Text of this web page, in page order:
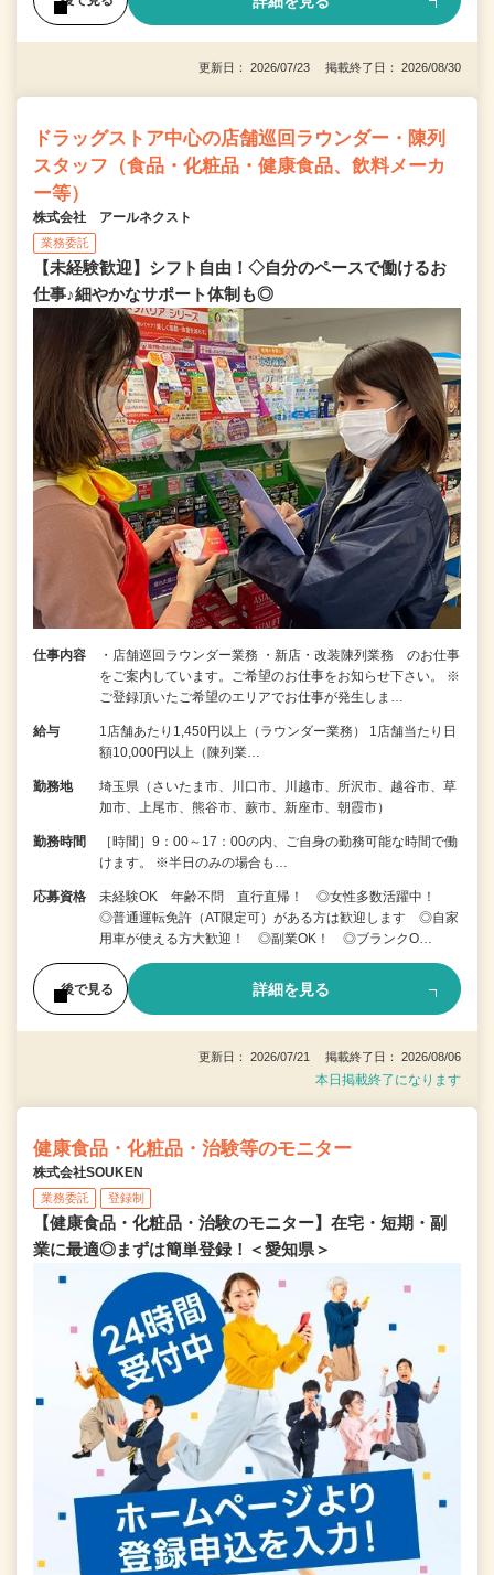
更新日： 2026/07/23 掲載終了日： 2026/08/30
ドラッグストア中心の店舗巡回ラウンダー・陳列
スタッフ（食品・化粧品・健康食品、飲料メーカ
ー等）
株式会社 アールネクスト
業務委託
【未経験歓迎】シフト自由！◇自分のペースで働けるお
仕事♪細やかなサポート体制も◎
仕事内容
・店舗巡回ラウンダー業務 ・新店・改装陳列業務 のお仕事
をご案内しています。ご希望のお仕事をお知らせ下さい。 ※
ご登録頂いたご希望のエリアでお仕事が発生しま…
給与
1店舗あたり1,450円以上（ラウンダー業務） 1店舗当たり日
額10,000円以上（陳列業…
勤務地
埼玉県（さいたま市、川口市、川越市、所沢市、越谷市、草
加市、上尾市、熊谷市、蕨市、新座市、朝霞市）
勤務時間
［時間］9：00～17：00の内、ご自身の勤務可能な時間で働
けます。 ※半日のみの場合も…
応募資格
未経験OK 年齢不問 直行直帰！ ◎女性多数活躍中！
◎普通運転免許（AT限定可）がある方は歓迎します ◎自家
用車が使える方大歓迎！ ◎副業OK！ ◎ブランクO…
後で見る 詳細を見る
更新日： 2026/07/21 掲載終了日： 2026/08/06
本日掲載終了になります
健康食品・化粧品・治験等のモニター
株式会社SOUKEN
業務委託 登録制
【健康食品・化粧品・治験のモニター】在宅・短期・副
業に最適◎まずは簡単登録！＜愛知県＞